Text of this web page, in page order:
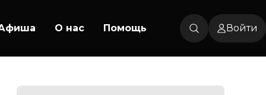
О нас Помощь Войти